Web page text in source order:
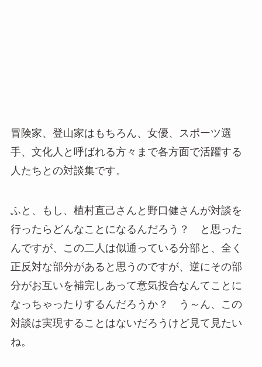
冒険家、登山家はもちろん、女優、スポーツ選
手、文化人と呼ばれる方々まで各方面で活躍する
人たちとの対談集です。
ふと、もし、植村直己さんと野口健さんが対談を
行ったらどんなことになるんだろう？ と思った
んですが、この二人は似通っている分部と、全く
正反対な部分があると思うのですが、逆にその部
分がお互いを補完しあって意気投合なんてことに
なっちゃったりするんだろうか？ う～ん、この
対談は実現することはないだろうけど見て見たい
ね。